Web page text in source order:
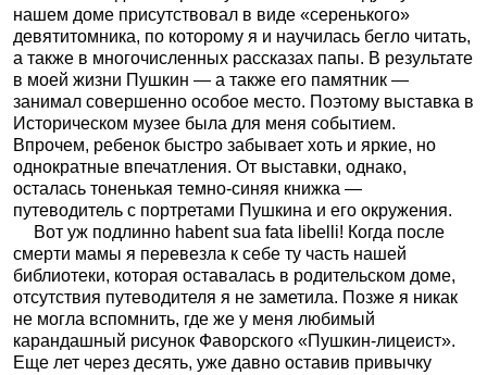
нашем доме присутствовал в виде «серенького»
девятитомника, по которому я и научилась бегло читать,
а также в многочисленных рассказах папы. В результате
в моей жизни Пушкин — а также его памятник —
занимал совершенно особое место. Поэтому выставка в
Историческом музее была для меня событием.
Впрочем, ребенок быстро забывает хоть и яркие, но
однократные впечатления. От выставки, однако,
осталась тоненькая темно-синяя книжка —
путеводитель с портретами Пушкина и его окружения.
Вот уж подлинно habent sua fata libelli! Когда после
смерти мамы я перевезла к себе ту часть нашей
библиотеки, которая оставалась в родительском доме,
отсутствия путеводителя я не заметила. Позже я никак
не могла вспомнить, где же у меня любимый
карандашный рисунок Фаворского «Пушкин-лицеист».
Еще лет через десять, уже давно оставив привычку